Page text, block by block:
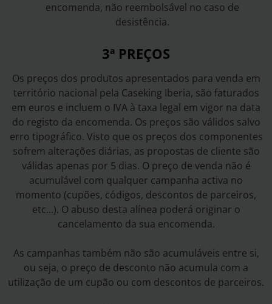
encomenda, não reembolsável no caso de
desistência.
3ª PREÇOS
Os preços dos produtos apresentados para venda em
território nacional pela Caseking Iberia, são faturados
em euros e incluem o IVA à taxa legal em vigor na data
do registo da encomenda. Os preços são válidos salvo
erro tipográfico. Visto que os preços dos componentes
sofrem alterações diárias, as propostas de cliente são
válidas apenas por 5 dias. O preço de venda não é
acumulável com qualquer campanha activa no
momento (cupões, códigos, descontos de parceiros,
etc...). O abuso desta alínea poderá originar o
cancelamento da sua encomenda.
As campanhas também não são acumuláveis entre si,
ou seja, o preço de desconto não acumula com a
utilização de um cupão ou com descontos de parceiros.